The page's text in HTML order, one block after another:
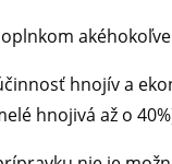
hnojív a
hnojivá až o